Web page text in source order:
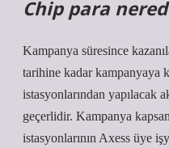
Chip para
Kampanya süresince
tarihine kadar kampanyaya
istasyonlarından yapılacak
geçerlidir. Kampanya
istasyonlarının Axess üye